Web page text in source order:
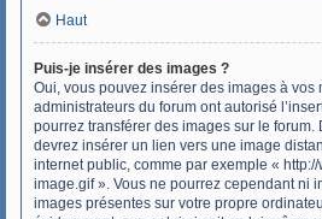
Haut
Puis-je insérer des images ?
Oui, vous pouvez insérer des images à vos
administrateurs du forum ont autorisé
pourrez transférer des images sur le forum.
devrez insérer un lien vers une image
internet public, comme par exemple «
image.gif ». Vous ne pourrez cependant ni
images présentes sur votre propre